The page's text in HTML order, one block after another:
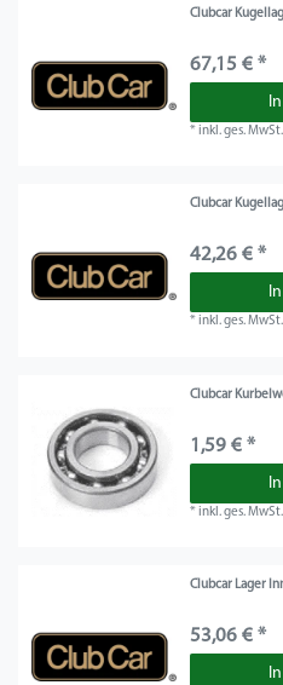
Clubcar
67,15 € *
*inkl. ges. MwSt.
Clubcar
42,26 € *
*inkl. ges. MwSt.
Clubcar
1,59 € *
*inkl. ges. MwSt.
Clubcar Lager
53,06 € *